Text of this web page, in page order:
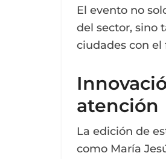
El evento no
del sector, sino
ciudades con
atención
La edición de
como María